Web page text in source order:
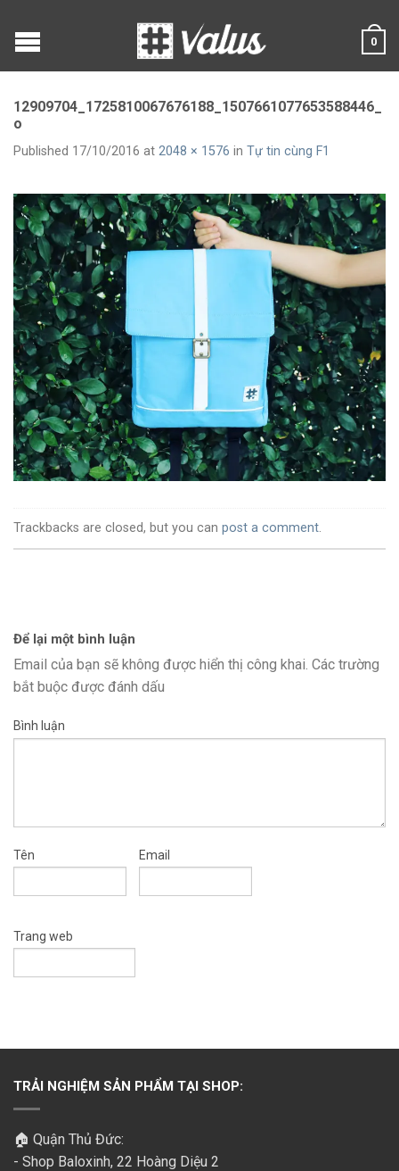
0
12909704_1725810067676188_1507661077653588446_
o
Published 17/10/2016 at 2048 × 1576 in Tự tin cùng F1
Trackbacks are closed, but you can post a comment.
Để lại một bình luận
Email của bạn sẽ không được hiển thị công khai. Các trường
bắt buộc được đánh dấu
Bình luận
Tên Email
Trang web
TRẢI NGHIỆM SẢN PHẨM TẠI SHOP:
🏠 Quận Thủ Đức:
- Shop Baloxinh, 22 Hoàng Diệu 2